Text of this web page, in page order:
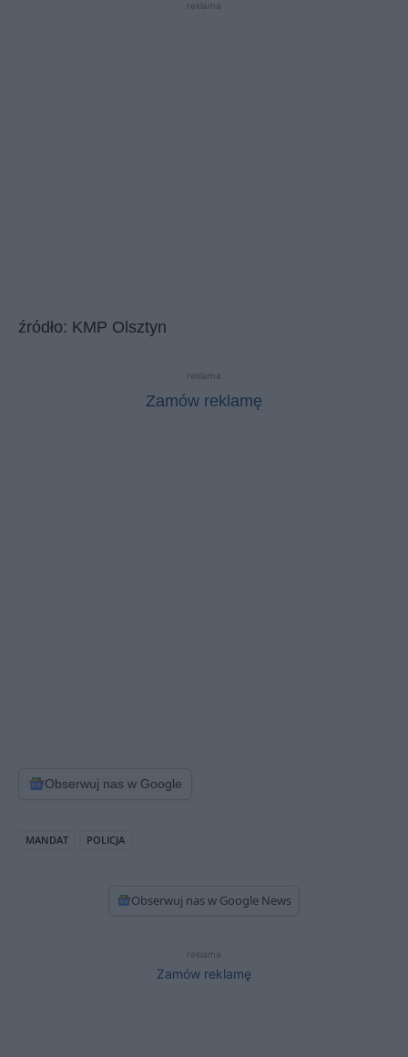
reklama
źródło: KMP Olsztyn
reklama
Zamów reklamę
Obserwuj nas w Google
MANDAT POLICJA
Obserwuj nas w Google News
reklama
Zamów reklamę